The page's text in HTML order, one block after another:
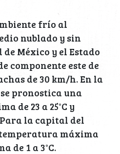
frío al
nublado y sin
México y el Estado
componente este de
de 30 km/h. En la
pronostica una
de 23 a 25°C y
Para la capital del
máxima
de 1 a 3°C.